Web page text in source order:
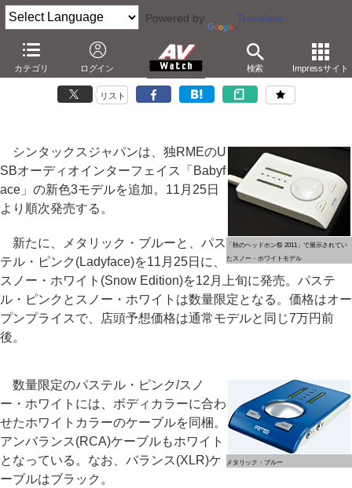
Powered by Translate
カテゴリ ログイン 検索 Impressサイト
シンタックス、USBオーディオ「Babyface」に3つの新色
－数量限定のホワイト/ピンクと、ブルー。実売7万円
リスト
「秋のヘッドホン祭 2011」で展示されてい
たスノー・ホワイトモデル
シンタックスジャパンは、独RMEのU
SBオーディオインターフェイス「Babyf
ace」の新色3モデルを追加。11月25日
より順次発売する。
新たに、メタリック・ブルーと、パス
テル・ピンク(Ladyface)を11月25日に、
スノー・ホワイト(Snow Edition)を12月上旬に発売。パステ
ル・ピンクとスノー・ホワイトは数量限定となる。価格はオー
プンプライスで、店頭予想価格は通常モデルと同じ7万円前
後。
メタリック・ブルー
数量限定のパステル・ピンク/スノ
ー・ホワイトには、ボディカラーに合わ
せたホワイトカラーのケーブルを同梱。
アンバランス(RCA)ケーブルもホワイト
となっている。なお、バランス(XLR)ケ
ーブルはブラック。